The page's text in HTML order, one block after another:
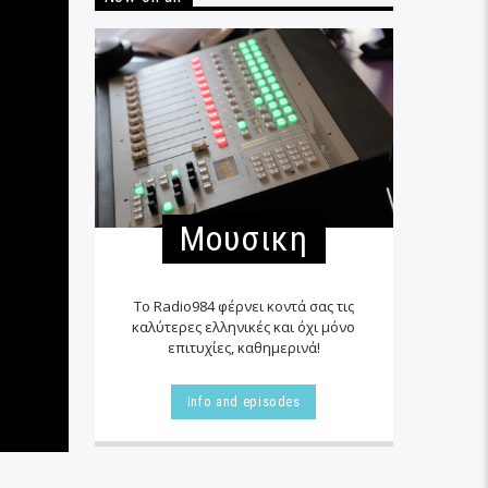
Μουσικη
Το Radio984 φέρνει κοντά σας τις
καλύτερες ελληνικές και όχι μόνο
επιτυχίες, καθημερινά!
Info and episodes